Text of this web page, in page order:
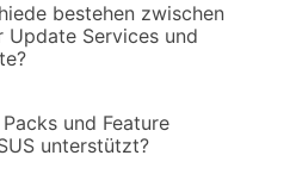
bestehen zwischen
Update Services und
und Feature
unterstützt?